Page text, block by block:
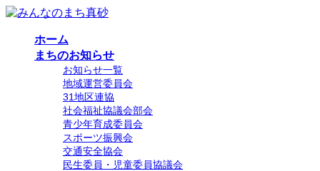
コ
ナ
ホーム
まちのお知らせ
お知らせ一覧
地域運営委員会
31地区連協
社会福祉協議会部会
青少年育成委員会
スポーツ振興会
交通安全協会
民生委員・児童委員協議会